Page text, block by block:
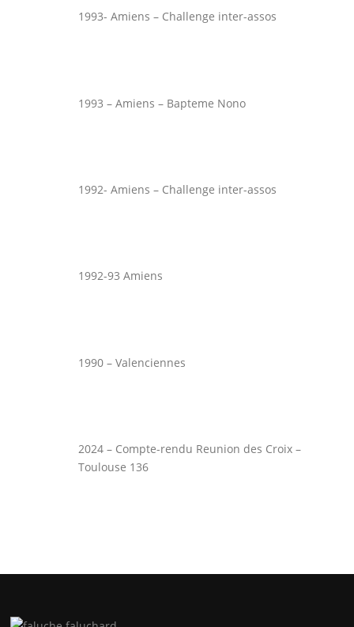
1993- Amiens – Challenge inter-assos
1993 – Amiens – Bapteme Nono
1992- Amiens – Challenge inter-assos
1992-93 Amiens
1990 – Valenciennes
2024 – Compte-rendu Reunion des Croix –
Toulouse 136